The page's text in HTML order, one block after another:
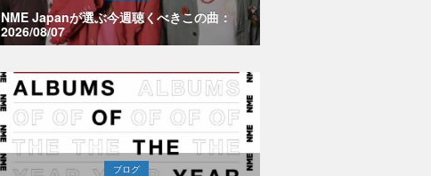
NME Japanが選ぶ今週聴くべきこの曲：
2026/08/07
ブログ